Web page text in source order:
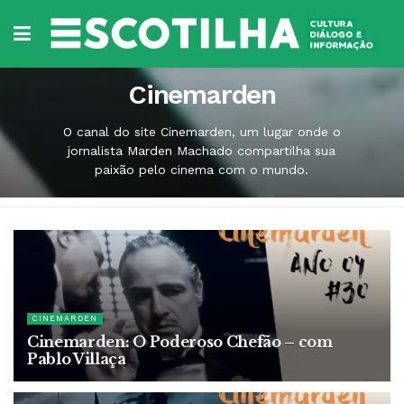
Cinemarden
O canal do site Cinemarden, um lugar onde o
jornalista Marden Machado compartilha sua
paixão pelo cinema com o mundo.
CINEMARDEN
Cinemarden: O Poderoso Chefão – com
Pablo Villaça